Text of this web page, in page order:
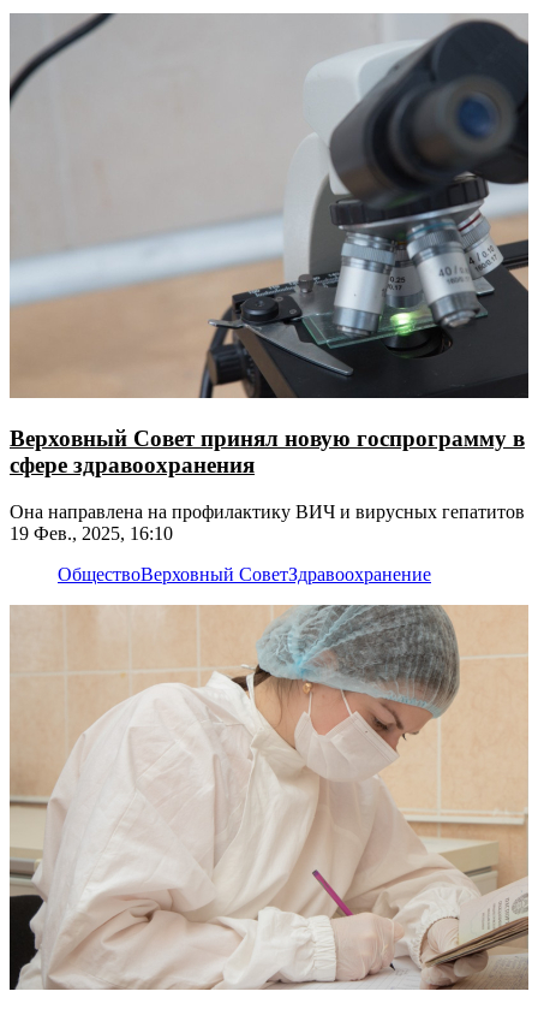
Верховный Совет принял новую госпрограмму в
сфере здравоохранения
Она направлена на профилактику ВИЧ и вирусных гепатитов
19 Фев., 2025, 16:10
ОбществоВерховный СоветЗдравоохранение